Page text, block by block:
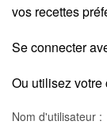
vos recettes
Se connecter
Ou utilisez votre
Nom d'utilisateur :